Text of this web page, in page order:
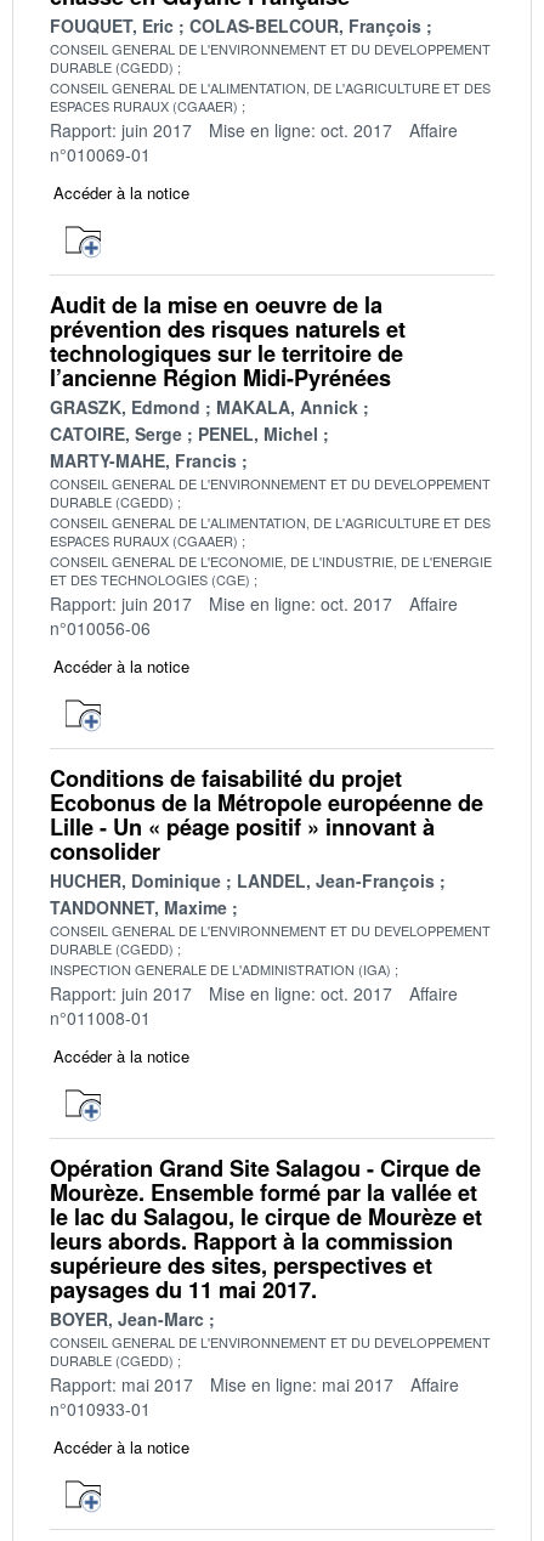
FOUQUET, Eric COLAS-BELCOUR, François
CONSEIL GENERAL DE L'ENVIRONNEMENT ET DU DEVELOPPEMENT
DURABLE (CGEDD)
CONSEIL GENERAL DE L'ALIMENTATION, DE L'AGRICULTURE ET DES
ESPACES RURAUX (CGAAER)
Rapport: juin 2017 Mise en ligne: oct. 2017
Affaire
n°010069-01
Accéder à la notice
Audit de la mise en oeuvre de la
prévention des risques naturels et
technologiques sur le territoire de
l’ancienne Région Midi-Pyrénées
GRASZK, Edmond
MAKALA, Annick
CATOIRE, Serge
PENEL, Michel
MARTY-MAHE, Francis
CONSEIL GENERAL DE L'ENVIRONNEMENT ET DU DEVELOPPEMENT
DURABLE (CGEDD)
CONSEIL GENERAL DE L'ALIMENTATION, DE L'AGRICULTURE ET DES
ESPACES RURAUX (CGAAER)
CONSEIL GENERAL DE L'ECONOMIE, DE L'INDUSTRIE, DE L'ENERGIE
ET DES TECHNOLOGIES (CGE)
Rapport: juin 2017 Mise en ligne: oct. 2017
Affaire
n°010056-06
Accéder à la notice
Conditions de faisabilité du projet
Ecobonus de la Métropole européenne de
Lille - Un « péage positif » innovant à
consolider
HUCHER, Dominique
LANDEL, Jean-François
TANDONNET, Maxime
CONSEIL GENERAL DE L'ENVIRONNEMENT ET DU DEVELOPPEMENT
DURABLE (CGEDD)
INSPECTION GENERALE DE L'ADMINISTRATION (IGA)
Rapport: juin 2017 Mise en ligne: oct. 2017
Affaire
n°011008-01
Accéder à la notice
Opération Grand Site Salagou - Cirque de
Mourèze. Ensemble formé par la vallée et
le lac du Salagou, le cirque de Mourèze et
leurs abords. Rapport à la commission
supérieure des sites, perspectives et
paysages du 11 mai 2017.
BOYER, Jean-Marc
CONSEIL GENERAL DE L'ENVIRONNEMENT ET DU DEVELOPPEMENT
DURABLE (CGEDD)
Rapport: mai 2017 Mise en ligne: mai 2017
Affaire
n°010933-01
Accéder à la notice